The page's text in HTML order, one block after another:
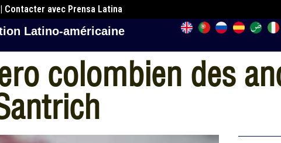
| Contacter avec Prensa Latina
Latino-américaine
colombien des